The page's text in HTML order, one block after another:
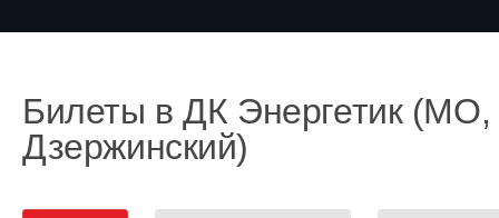
Билеты в ДК Энергетик (МО,
Дзержинский)